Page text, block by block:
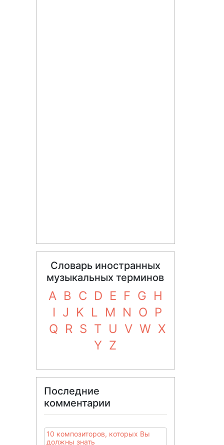
Словарь иностранных
музыкальных терминов
A B C D E F G H
I J K L M N O P
Q R S T U V W X
Y Z
Последние
комментарии
10 композиторов, которых Вы
должны знать